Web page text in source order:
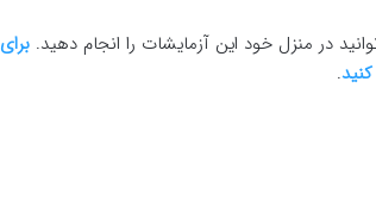
در منزل خود این آزمایشات را انجام دهید. برای
.